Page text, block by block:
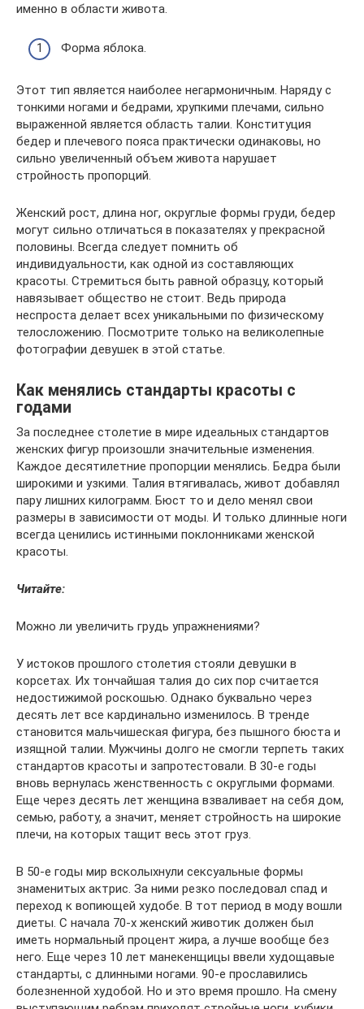
именно в области живота.
Форма яблока.
Этот тип является наиболее негармоничным. Наряду с
тонкими ногами и бедрами, хрупкими плечами, сильно
выраженной является область талии. Конституция
бедер и плечевого пояса практически одинаковы, но
сильно увеличенный объем живота нарушает
стройность пропорций.
Женский рост, длина ног, округлые формы груди, бедер
могут сильно отличаться в показателях у прекрасной
половины. Всегда следует помнить об
индивидуальности, как одной из составляющих
красоты. Стремиться быть равной образцу, который
навязывает общество не стоит. Ведь природа
неспроста делает всех уникальными по физическому
телосложению. Посмотрите только на великолепные
фотографии девушек в этой статье.
Как менялись стандарты красоты с
годами
За последнее столетие в мире идеальных стандартов
женских фигур произошли значительные изменения.
Каждое десятилетние пропорции менялись. Бедра были
широкими и узкими. Талия втягивалась, живот добавлял
пару лишних килограмм. Бюст то и дело менял свои
размеры в зависимости от моды. И только длинные ноги
всегда ценились истинными поклонниками женской
красоты.
Читайте:
Можно ли увеличить грудь упражнениями?
У истоков прошлого столетия стояли девушки в
корсетах. Их тончайшая талия до сих пор считается
недостижимой роскошью. Однако буквально через
десять лет все кардинально изменилось. В тренде
становится мальчишеская фигура, без пышного бюста и
изящной талии. Мужчины долго не смогли терпеть таких
стандартов красоты и запротестовали. В 30-е годы
вновь вернулась женственность с округлыми формами.
Еще через десять лет женщина взваливает на себя дом,
семью, работу, а значит, меняет стройность на широкие
плечи, на которых тащит весь этот груз.
В 50-е годы мир всколыхнули сексуальные формы
знаменитых актрис. За ними резко последовал спад и
переход к вопиющей худобе. В тот период в моду вошли
диеты. С начала 70-х женский животик должен был
иметь нормальный процент жира, а лучше вообще без
него. Еще через 10 лет манекенщицы ввели худощавые
стандарты, с длинными ногами. 90-е прославились
болезненной худобой. Но и это время прошло. На смену